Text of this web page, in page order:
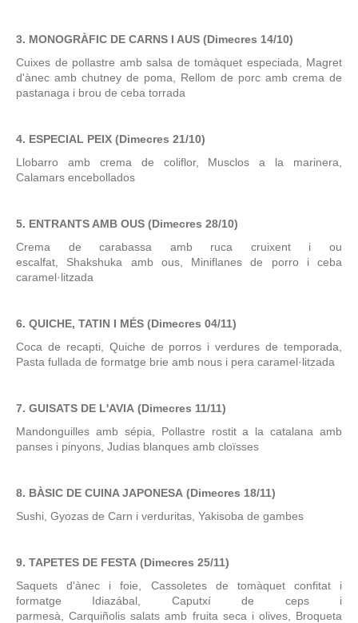
3. MONOGRÀFIC DE CARNS I AUS (Dimecres 14/10)
Cuixes de pollastre amb salsa de tomàquet especiada, Magret
d'ànec amb chutney de poma, Rellom de porc amb crema de
pastanaga i brou de ceba torrada
4. ESPECIAL PEIX (Dimecres 21/10)
Llobarro amb crema de coliflor, Musclos a la marinera,
Calamars encebollados
5. ENTRANTS AMB OUS (Dimecres 28/10)
Crema de carabassa amb ruca cruixent i ou
escalfat, Shakshuka amb ous, Miniflanes de porro i ceba
caramel·litzada
6. QUICHE, TATIN I MÉS (Dimecres 04/11)
Coca de recapti, Quiche de porros i verdures de temporada,
Pasta fullada de formatge brie amb nous i pera caramel·litzada
7. GUISATS DE L'AVIA (Dimecres 11/11)
Mandonguilles amb sépia, Pollastre rostit a la catalana amb
panses i pinyons, Judias blanques amb cloïsses
8. BÀSIC DE CUINA JAPONESA (Dimecres 18/11)
Sushi, Gyozas de Carn i verduritas, Yakisoba de gambes
9. TAPETES DE FESTA (Dimecres 25/11)
Saquets d'ànec i foie, Cassoletes de tomàquet confitat i
formatge Idiazábal, Caputxí de ceps i
parmesà, Carquiñolis salats amb fruita seca i olives, Broqueta